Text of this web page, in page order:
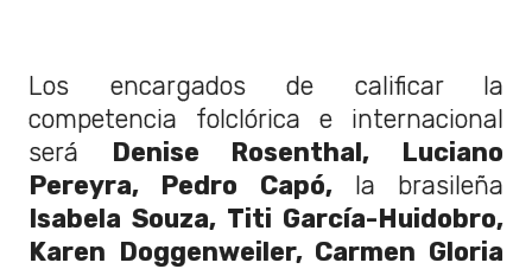
Los encargados de calificar la
competencia folclórica e internacional
será
Denise Rosenthal, Luciano
Pereyra, Pedro Capó,la brasileña
Isabela Souza, Titi García-Huidobro,
Karen Doggenweiler, Carmen Gloria